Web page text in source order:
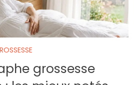
grossesse